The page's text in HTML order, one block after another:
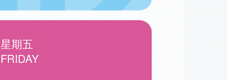
星期五
FRIDAY